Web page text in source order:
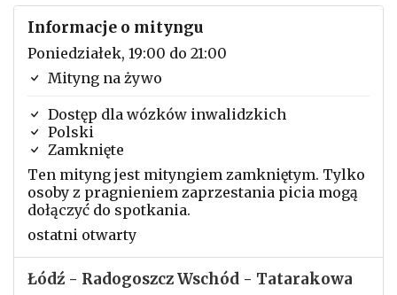
Informacje o mityngu
Poniedziałek, 19:00 do 21:00
Mityng na żywo
Dostęp dla wózków inwalidzkich
Polski
Zamknięte
Ten mityng jest mityngiem zamkniętym. Tylko
osoby z pragnieniem zaprzestania picia mogą
dołączyć do spotkania.
ostatni otwarty
Łódź - Radogoszcz Wschód - Tatarakowa